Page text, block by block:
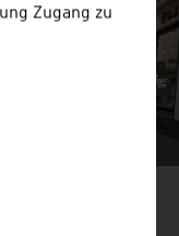
Zugang zu